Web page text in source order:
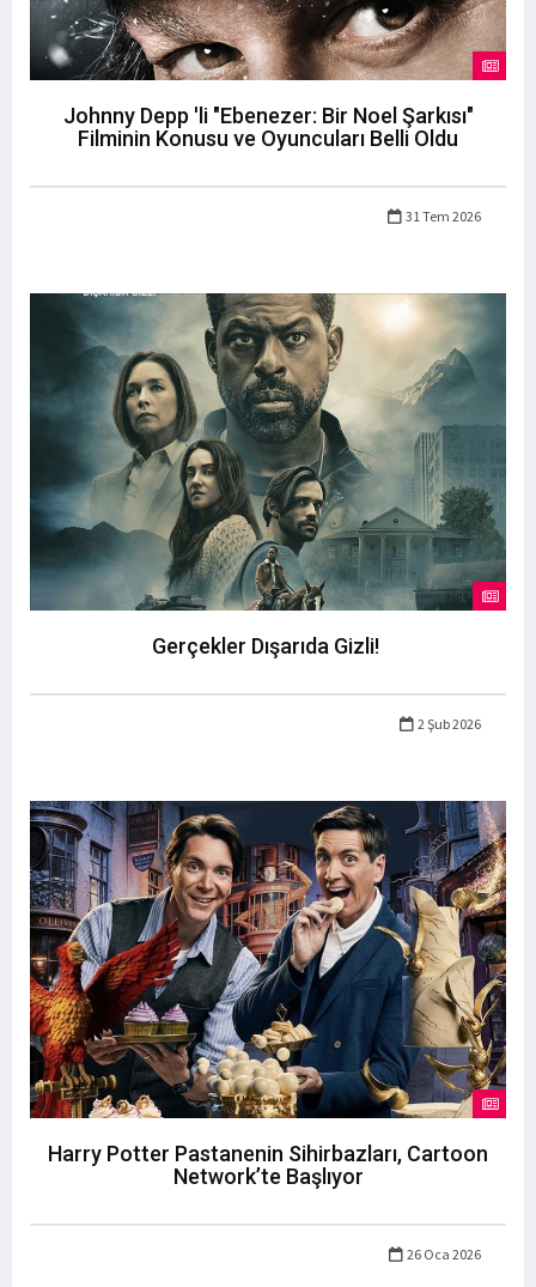
Johnny Depp 'li "Ebenezer: Bir Noel Şarkısı"
Filminin Konusu ve Oyuncuları Belli Oldu
31 Tem 2026
Gerçekler Dışarıda Gizli!
2 Şub 2026
Harry Potter Pastanenin Sihirbazları, Cartoon
Network’te Başlıyor
26 Oca 2026